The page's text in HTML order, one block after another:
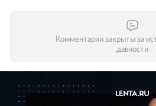
Комментарии закрыты за
давности